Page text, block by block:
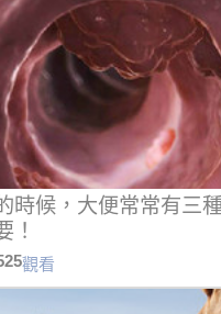
時候，大便常常有三
！
觀看